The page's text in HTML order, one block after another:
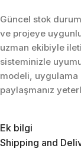
Güncel stok
ve projeye
uzman ekibiyle
sisteminizle
modeli, uygulama
paylaşmanız
Ek bilgi
Shipping and